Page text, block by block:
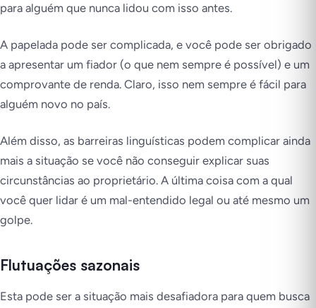
para alguém que nunca lidou com isso antes.
A papelada pode ser complicada, e você pode ser obrigado
a apresentar um fiador (o que nem sempre é possível) e um
comprovante de renda. Claro, isso nem sempre é fácil para
alguém novo no país.
Além disso, as barreiras linguísticas podem complicar ainda
mais a situação se você não conseguir explicar suas
circunstâncias ao proprietário. A última coisa com a qual
você quer lidar é um mal-entendido legal ou até mesmo um
golpe.
Flutuações sazonais
Esta pode ser a situação mais desafiadora para quem busca